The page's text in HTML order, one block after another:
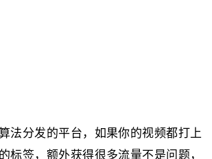
法分发的平台，如果你的视频都打上
标签，额外获得很多流量不是问题，